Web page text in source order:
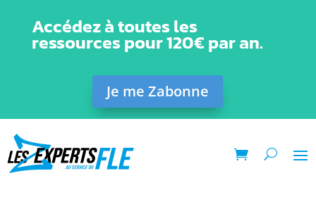
Accédez à toutes les
ressources pour 120€ par an.
Je me Zabonne